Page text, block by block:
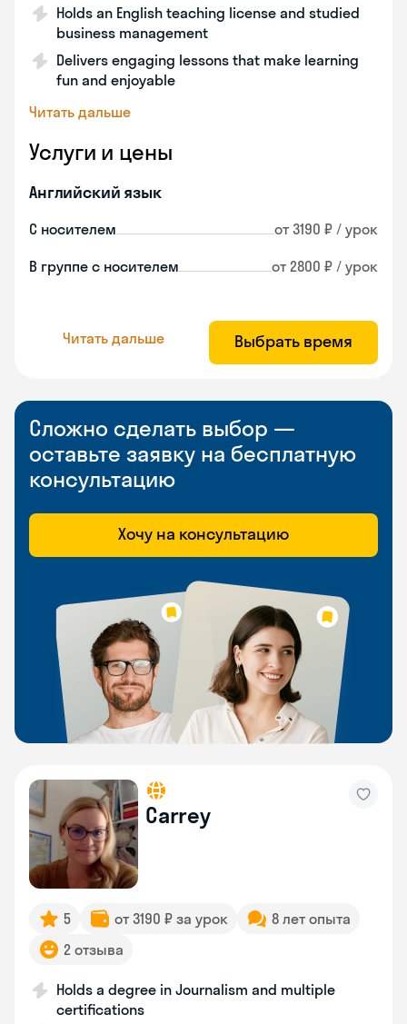
Holds an English teaching license and studied
business management
Delivers engaging lessons that make learning
fun and enjoyable
Читать дальше
Услуги и цены
Английский язык
С носителем от 3190 ₽ / урок
В группе с носителем от 2800 ₽ / урок
Читать дальше Выбрать время
Сложно сделать выбор —
оставьте заявку на бесплатную
консультацию
Хочу на консультацию
Carrey
5 от 3190 ₽ за урок
8 лет опыта
2 отзыва
Holds a degree in Journalism and multiple
certifications